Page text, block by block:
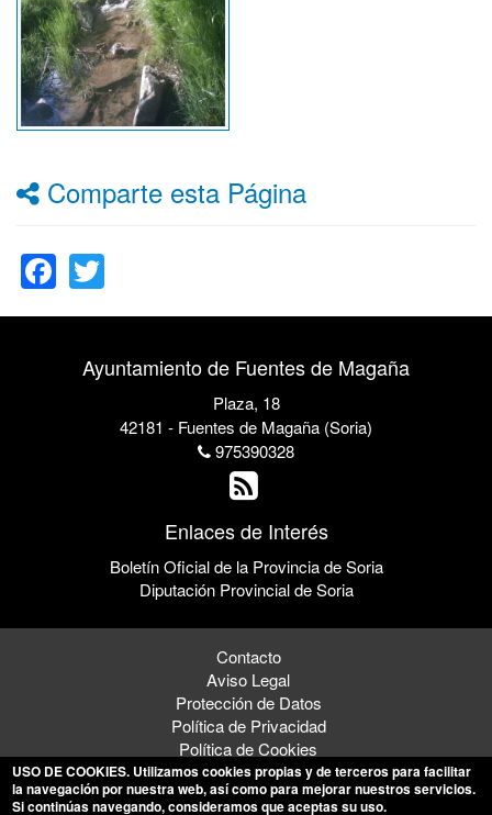
Comparte esta Página
Facebook
Ayuntamiento de Fuentes de Magaña
Plaza, 18
42181 - Fuentes de Magaña (Soria)
975390328
Enlaces de Interés
Boletín Oficial de la Provincia de Soria
Diputación Provincial de Soria
Contacto
Aviso Legal
Protección de Datos
Política de Privacidad
Política de Cookies
USO DE COOKIES. Utilizamos cookies propias y de terceros para facilitar
la navegación por nuestra web, así como para mejorar nuestros servicios.
Si continúas navegando, consideramos que aceptas su uso.